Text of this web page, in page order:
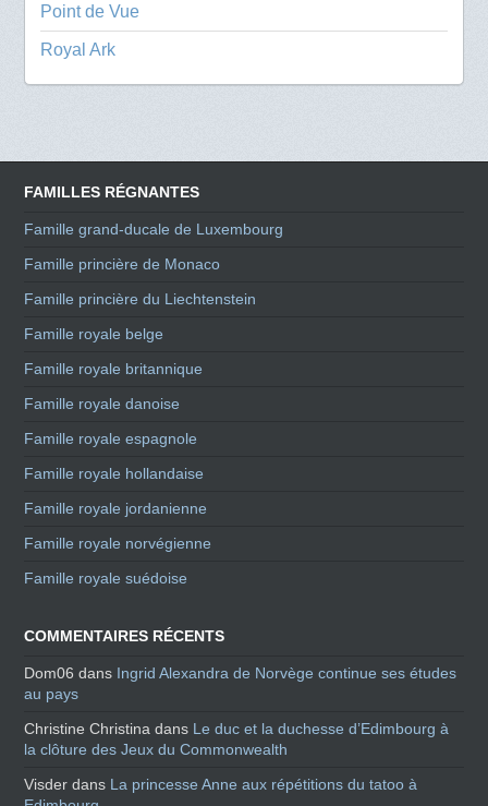
Point de Vue
Royal Ark
FAMILLES RÉGNANTES
Famille grand-ducale de Luxembourg
Famille princière de Monaco
Famille princière du Liechtenstein
Famille royale belge
Famille royale britannique
Famille royale danoise
Famille royale espagnole
Famille royale hollandaise
Famille royale jordanienne
Famille royale norvégienne
Famille royale suédoise
COMMENTAIRES RÉCENTS
Dom06 dans Ingrid Alexandra de Norvège continue ses études
au pays
Christine Christina dans Le duc et la duchesse d’Edimbourg à
la clôture des Jeux du Commonwealth
Visder dans La princesse Anne aux répétitions du tatoo à